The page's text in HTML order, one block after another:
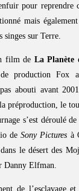
pour reprendre
mais
sur Terre.
film de La Planète
production Fox
abouti avant
préproduction, le
s’est déroulé
de Sony Pictures à
le désert des
Danny Elfman.
de l’esclavage et